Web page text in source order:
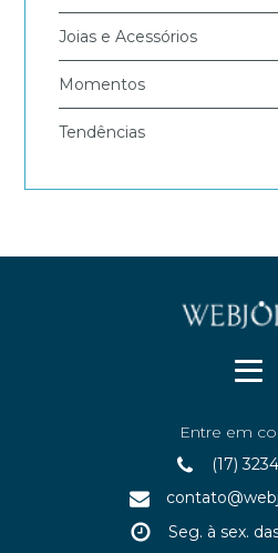
Joias e Acessórios
Momentos
Tendências
Entre em
(17)
Seg. à sex.